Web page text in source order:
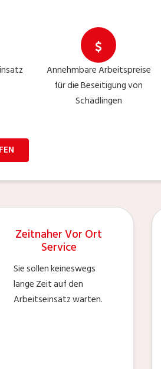
Annehmbare Arbeitspreise
für die Beseitigung von
Schädlingen
Zeitnaher Vor Ort
Service
Sie sollen keineswegs
lange Zeit auf den
Arbeitseinsatz warten.